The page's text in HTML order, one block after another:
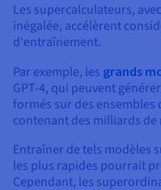
Les supercalculateurs,
inégalée, accélèrent
d'entraînement.
Par exemple, les grands
GPT-4, qui peuvent
formés sur des ensembles
contenant des milliards de
Entraîner de tels modèles
les plus rapides pourrait
Cependant, les